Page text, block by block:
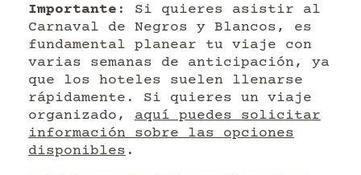
Importante : Si quieres asistir al
Carnaval de Negros y Blancos, es
fundamental planear tu viaje con
varias semanas de anticipación, ya
que los hoteles suelen llenarse
rápidamente. Si quieres un viaje
organizado, aquí puedes solicitar
información sobre las opciones
disponibles .